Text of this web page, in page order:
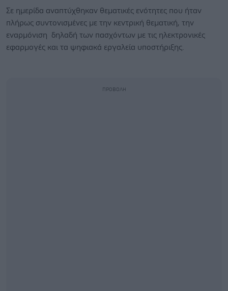
Σε ημερίδα αναπτύχθηκαν θεματικές ενότητες που ήταν
πλήρως συντονισμένες με την κεντρική θεματική, την
εναρμόνιση δηλαδή των πασχόντων με τις ηλεκτρονικές
εφαρμογές και τα ψηφιακά εργαλεία υποστήριξης.